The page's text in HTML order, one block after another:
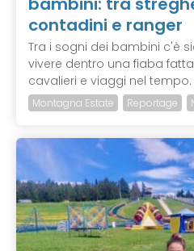
contadini e ranger
Tra i sogni dei bambini c'è
vivere dentro una fiaba
cavalieri e viaggi nel tempo.
Montagna Estate Reportage